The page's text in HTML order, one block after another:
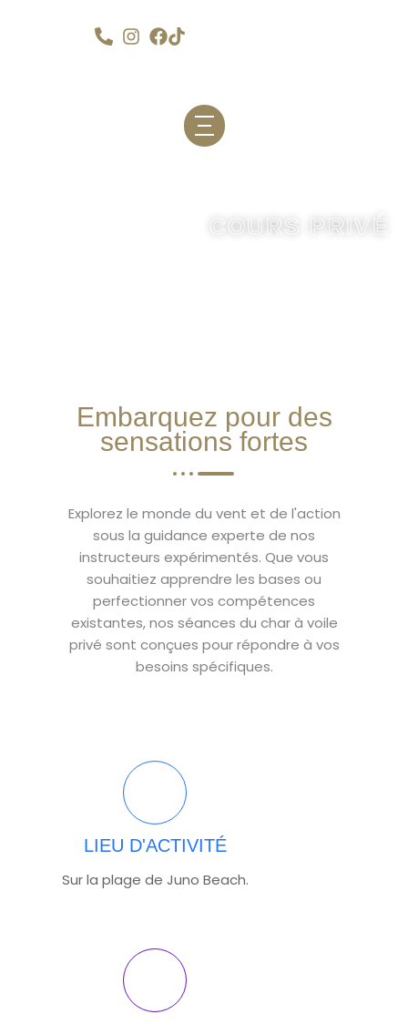
COURS PRIVÉ
Embarquez pour des
sensations fortes
Explorez le monde du vent et de l'action
sous la guidance experte de nos
instructeurs expérimentés. Que vous
souhaitiez apprendre les bases ou
perfectionner vos compétences
existantes, nos séances du char à voile
privé sont conçues pour répondre à vos
besoins spécifiques.
LIEU D'ACTIVITÉ
Sur la plage de Juno Beach.